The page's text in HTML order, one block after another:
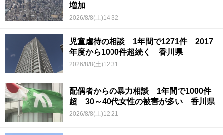
増加
2026/8/8(土)14:32
児童虐待の相談 1年間で1271件 2017
年度から1000件超続く 香川県
2026/8/8(土)12:31
配偶者からの暴力相談 1年間で1000件
超 30～40代女性の被害が多い 香川県
2026/8/8(土)12:21